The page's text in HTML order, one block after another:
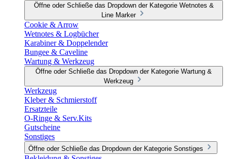
Öffne oder Schließe das Dropdown der Kategorie Wetnotes &
Line Marker
Cookie & Arrow
Wetnotes & Logbücher
Karabiner & Doppelender
Bungee & Caveline
Wartung & Werkzeug
Öffne oder Schließe das Dropdown der Kategorie Wartung &
Werkzeug
Werkzeug
Kleber & Schmierstoff
Ersatzteile
O-Ringe & Serv.Kits
Gutscheine
Sonstiges
Öffne oder Schließe das Dropdown der Kategorie Sonstiges